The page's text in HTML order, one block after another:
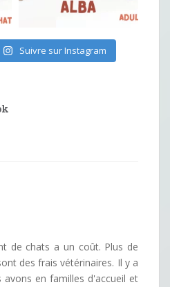
Suivre sur Instagram
de chats a un coût. Plus de
des frais vétérinaires. Il y a
en familles d'accueil et